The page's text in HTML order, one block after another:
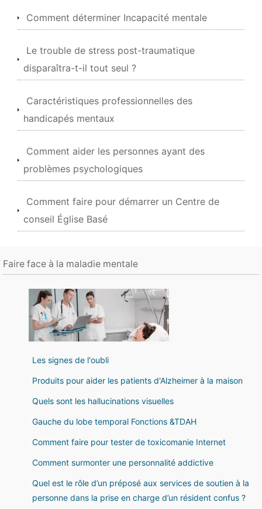
Comment déterminer Incapacité mentale
Le trouble de stress post-traumatique
disparaîtra-t-il tout seul ?
Caractéristiques professionnelles des
handicapés mentaux
Comment aider les personnes ayant des
problèmes psychologiques
Comment faire pour démarrer un Centre de
conseil Église Basé
Faire face à la maladie mentale
Les signes de l'oubli
Produits pour aider les patients d'Alzheimer à la maison
Quels sont les hallucinations visuelles
Gauche du lobe temporal Fonctions &TDAH
Comment faire pour tester de toxicomanie Internet
Comment surmonter une personnalité addictive
Quel est le rôle d’un préposé aux services de soutien à la
personne dans la prise en charge d’un résident confus ?